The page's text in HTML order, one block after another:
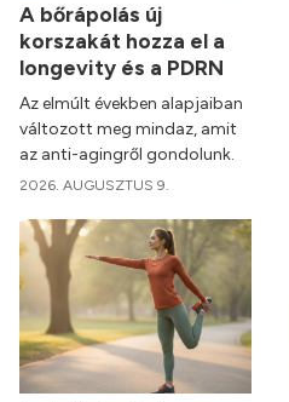
A bőrápolás új
korszakát hozza el a
longevity és a PDRN
Az elmúlt években alapjaiban
változott meg mindaz, amit
az anti-agingről gondolunk.
2026. AUGUSZTUS 9.